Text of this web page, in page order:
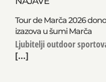
NAJAVE
izazova u šumi Marča
Ljubitelji outdoor